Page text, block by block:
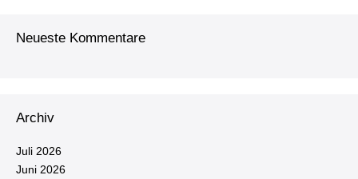
Neueste Kommentare
Archiv
Juli 2026
Juni 2026